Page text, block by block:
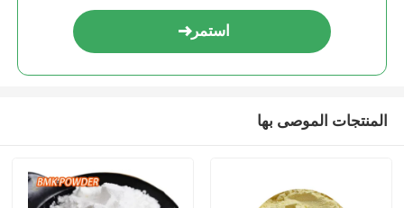
استمر
المنتجات الموصى بها